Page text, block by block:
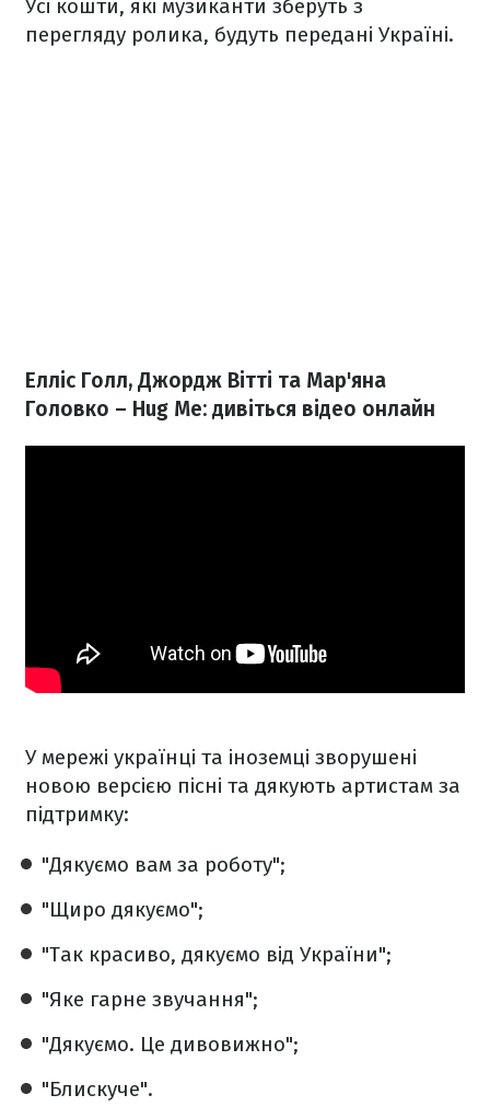
Усі кошти, які музиканти зберуть з
перегляду ролика, будуть передані Україні.
Елліс Голл, Джордж Вітті та Мар'яна
Головко – Hug Me: дивіться відео онлайн
У мережі українці та іноземці зворушені
новою версією пісні та дякують артистам за
підтримку:
"Дякуємо вам за роботу";
"Щиро дякуємо";
"Так красиво, дякуємо від України";
"Яке гарне звучання";
"Дякуємо. Це дивовижно";
"Блискуче".